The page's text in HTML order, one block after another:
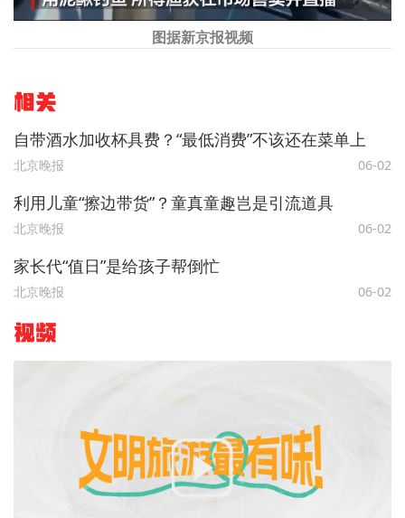
图据新京报视频
相关
自带酒水加收杯具费？“最低消费”不该还在菜单上
北京晚报 06-02
利用儿童“擦边带货”？童真童趣岂是引流道具
北京晚报 06-02
家长代“值日”是给孩子帮倒忙
北京晚报 06-02
视频